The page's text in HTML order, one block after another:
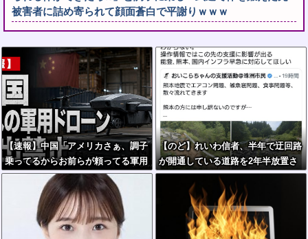
被害者に詰め寄られて顔面蒼白で平謝りｗｗｗ
【速報】中国「アメリカさぁ、調子
乗ってるからお前らが頼ってる軍用
中国ドローン輸出禁止するわw」
【のど】れいわ信者、半年で迂回路
が開通している道路を2年半放置さ
れていると印象操作してしまう